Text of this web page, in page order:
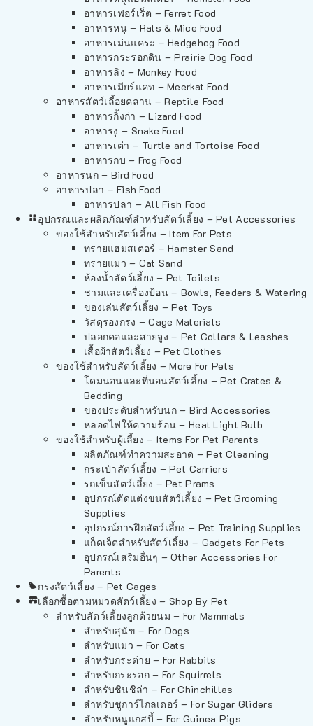
อาหารเฟอร์เร็ต – Ferret Food
อาหารหนู – Rats & Mice Food
อาหารเม่นแคระ – Hedgehog Food
อาหารกระรอกดิน – Prairie Dog Food
อาหารลิง – Monkey Food
อาหารเมียร์แคท – Meerkat Food
อาหารสัตว์เลี้อยคลาน – Reptile Food
อาหารกิ้งก่า – Lizard Food
อาหารงู – Snake Food
อาหารเต่า – Turtle and Tortoise Food
อาหารกบ – Frog Food
อาหารนก – Bird Food
อาหารปลา – Fish Food
อาหารปลา – All Fish Food
อุปกรณและผลิตภัณฑ์สำหรับสัตว์เลี้ยง – Pet Accessories
ของใช้สำหรับสัตว์เลี้ยง – Item For Pets
ทรายแฮมสเตอร์ – Hamster Sand
ทรายแมว – Cat Sand
ห้องน้ำสัตว์เลี้ยง – Pet Toilets
ชามและเครื่องป้อน – Bowls, Feeders & Watering
ของเล่นสัตว์เลี้ยง – Pet Toys
วัสดุรองกรง – Cage Materials
ปลอกคอและสายจูง – Pet Collars & Leashes
เสื้อผ้าสัตว์เลี้ยง – Pet Clothes
ของใช้สำหรับสัตว์เลี้ยง – More For Pets
โดมนอนและที่นอนสัตว์เลี้ยง – Pet Crates &
Bedding
ของประดับสำหรับนก – Bird Accessories
หลอดไฟให้ความร้อน – Heat Light Bulb
ของใช้สำหรับผู้เลี้ยง – Items For Pet Parents
ผลิตภัณฑ์ทำความสะอาด – Pet Cleaning
กระเป๋าสัตว์เลี้ยง – Pet Carriers
รถเข็นสัตว์เลี้ยง – Pet Prams
อุปกรณ์ตัดแต่งขนสัตว์เลี้ยง – Pet Grooming
Supplies
อุปกรณ์การฝึกสัตว์เลี้ยง – Pet Training Supplies
แก็ดเจ็ตสำหรับสัตว์เลี้ยง – Gadgets For Pets
อุปกรณ์เสริมอื่นๆ – Other Accessories For
Parents
กรงสัตว์เลี้ยง – Pet Cages
เลือกซื้อตามหมวดสัตว์เลี้ยง – Shop By Pet
สำหรับสัตว์เลี้ยงลูกด้วยนม – For Mammals
สำหรับสุนัข – For Dogs
สำหรับแมว – For Cats
สำหรับกระต่าย – For Rabbits
สำหรับกระรอก – For Squirrels
สำหรับชินชิล่า – For Chinchillas
สำหรับชูการ์ไกลเดอร์ – For Sugar Gliders
สำหรับหนูแกสบี้ – For Guinea Pigs